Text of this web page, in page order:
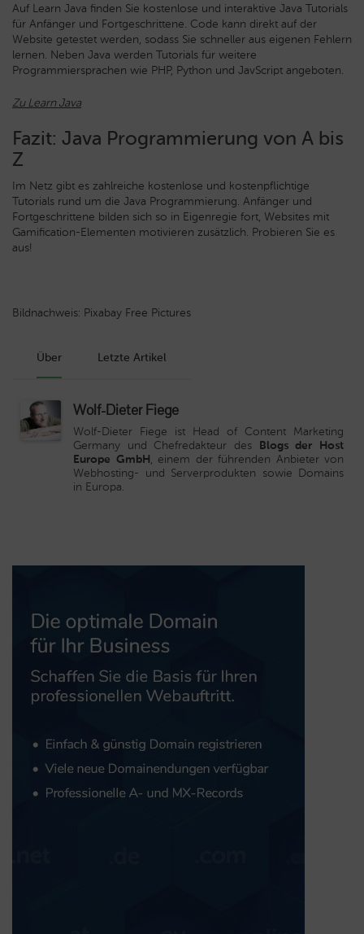
Auf Learn Java finden Sie kostenlose und interaktive Java Tutorials
für Anfänger und Fortgeschrittene. Code kann direkt auf der
Website getestet werden, sodass Sie schneller aus eigenen Fehlern
lernen. Neben Java werden Tutorials für weitere
Programmiersprachen wie PHP, Python und JavScript angeboten.
Zu Learn Java
Fazit: Java Programmierung von A bis
Z
Im Netz gibt es zahlreiche kostenlose und kostenpflichtige
Tutorials rund um die Java Programmierung. Anfänger und
Fortgeschrittene bilden sich so in Eigenregie fort, Websites mit
Gamification-Elementen motivieren zusätzlich. Probieren Sie es
aus!
Bildnachweis: Pixabay Free Pictures
Über Letzte Artikel
Wolf-Dieter Fiege
Wolf-Dieter Fiege ist Head of Content Marketing
Germany und Chefredakteur des Blogs der Host
Europe GmbH, einem der führenden Anbieter von
Webhosting- und Serverprodukten sowie Domains
in Europa.